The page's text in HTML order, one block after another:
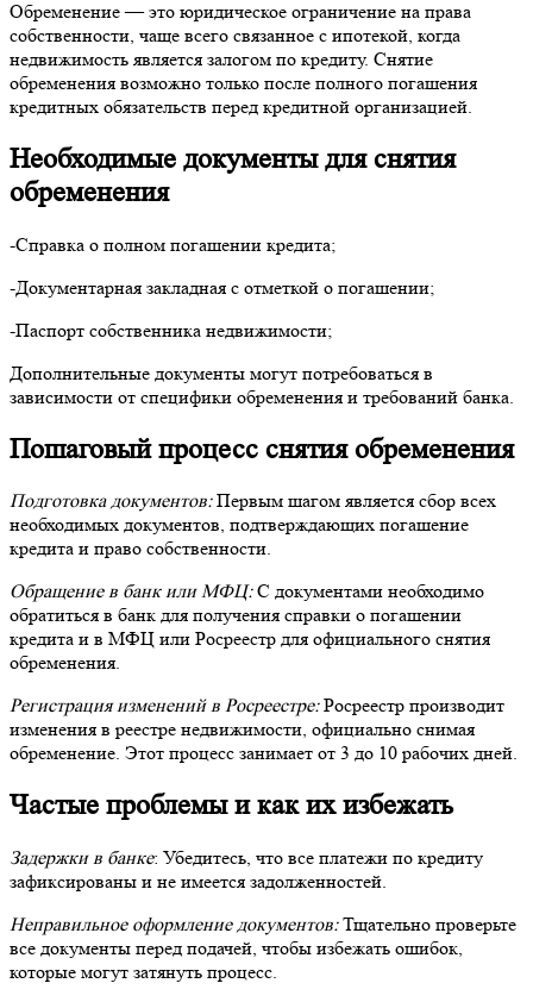
Обременение — это юридическое ограничение на права
собственности, чаще всего связанное с ипотекой, когда
недвижимость является залогом по кредиту. Снятие
обременения возможно только после полного погашения
кредитных обязательств перед кредитной организацией.
Необходимые документы для снятия
обременения
-Справка о полном погашении кредита;
-Документарная закладная с отметкой о погашении;
-Паспорт собственника недвижимости;
Дополнительные документы могут потребоваться в
зависимости от специфики обременения и требований банка.
Пошаговый процесс снятия обременения
Подготовка документов:Первым шагом является сбор всех
необходимых документов, подтверждающих погашение
кредита и право собственности.
Обращение в банк или МФЦ:С документами необходимо
обратиться в банк для получения справки о погашении
кредита и в МФЦ или Росреестр для официального снятия
обременения.
Регистрация изменений в Росреестре:Росреестр производит
изменения в реестре недвижимости, официально снимая
обременение. Этот процесс занимает от 3 до 10 рабочих дней.
Частые проблемы и как их избежать
Задержки в банке: Убедитесь, что все платежи по кредиту
зафиксированы и не имеется задолженностей.
Неправильное оформление документов:Тщательно проверьте
все документы перед подачей, чтобы избежать ошибок,
которые могут затянуть процесс.